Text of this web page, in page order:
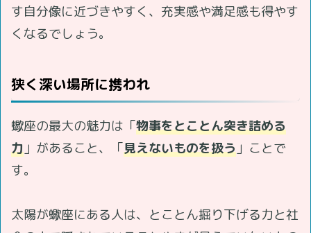
す自分像に近づきやすく、充実感や満足感も得やす
くなるでしょう。
狭く深い場所に携われ
蠍座の最大の魅力は「物事をとことん突き詰める
力 」があること、「見えないものを扱う 」ことで
す。
太陽が蠍座にある人は、とことん掘り下げる力と社